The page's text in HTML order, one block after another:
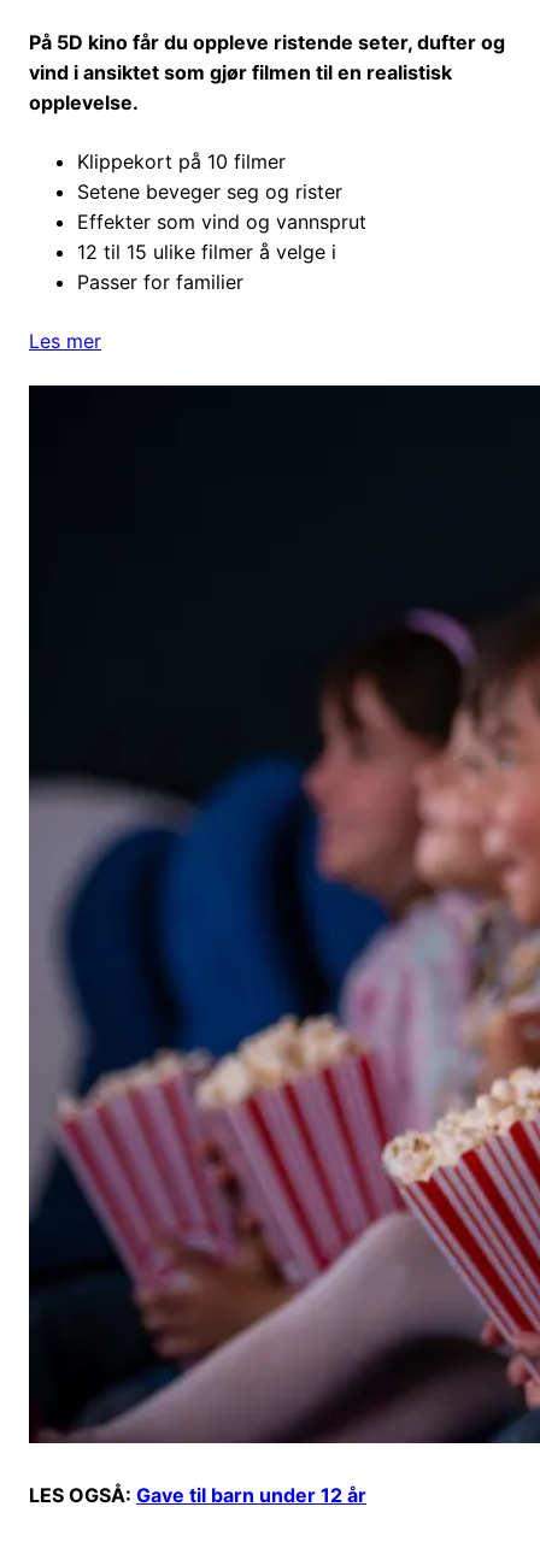
På 5D kino får du oppleve ristende seter, dufter og
vind i ansiktet som gjør filmen til en realistisk
opplevelse.
Klippekort på 10 filmer
Setene beveger seg og rister
Effekter som vind og vannsprut
12 til 15 ulike filmer å velge i
Passer for familier
Les mer
LES OGSÅ: Gave til barn under 12 år